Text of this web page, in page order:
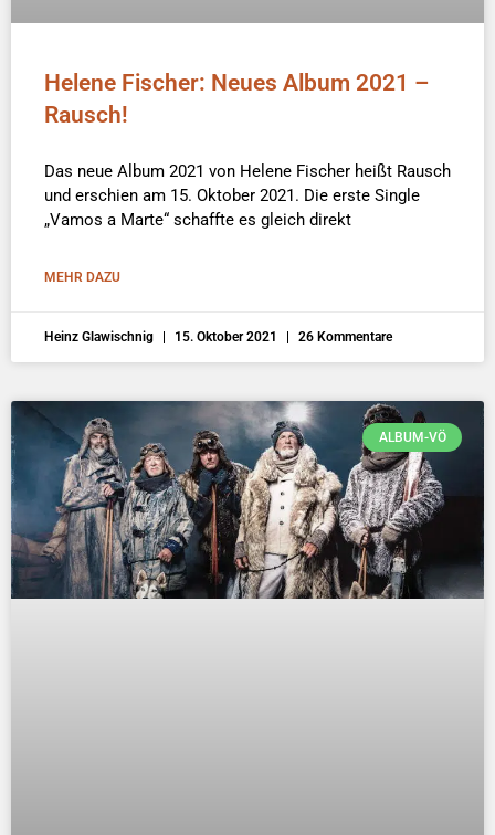
Helene Fischer: Neues Album 2021 –
Rausch!
Das neue Album 2021 von Helene Fischer heißt Rausch
und erschien am 15. Oktober 2021. Die erste Single
„Vamos a Marte“ schaffte es gleich direkt
MEHR DAZU
Heinz Glawischnig 15. Oktober 2021 26 Kommentare
ALBUM-VÖ